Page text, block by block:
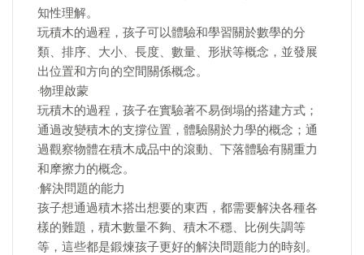
知性理解。
玩積木的過程，孩子可以體驗和學習關於數學的分
類、排序、大小、長度、數量、形狀等概念，並發展
出位置和方向的空間關係概念。
·物理啟蒙
玩積木的過程，孩子在實驗著不易倒塌的搭建方式；
通過改變積木的支撐位置，體驗關於力學的概念；通
過觀察物體在積木成品中的滾動、下落體驗有關重力
和摩擦力的概念。
·解決問題的能力
孩子想通過積木搭出想要的東西，都需要解決各種各
樣的難題，積木數量不夠、積木不穩、比例失調等
等，這些都是鍛煉孩子更好的解決問題能力的時刻。